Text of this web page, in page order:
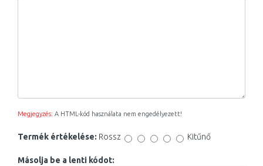
Megjegyzés: A HTML-kód használata nem engedélyezett!
Termék értékelése: Rossz Kitűnő
Másolja be a lenti kódot: